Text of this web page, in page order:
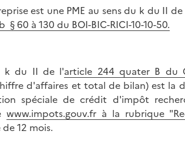
est une PME au sens du k du II de
§ 60 à 130 du BOI-BIC-RICI-10-10-50.
k du II de l'article 244 quater B du
d'affaires et total de bilan) est la
spéciale de crédit d'impôt
www.impots.gouv.fr à la rubrique
12 mois.